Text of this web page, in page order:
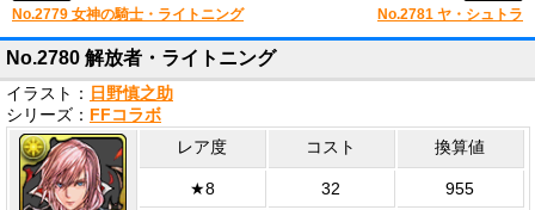
No.2779 女神の騎士・ライトニング No.2781 ヤ・シュトラ
No.2780 解放者・ライトニング
イラスト： 日野慎之助
シリーズ： FFコラボ
レア度 コスト 換算値
★8 32 955